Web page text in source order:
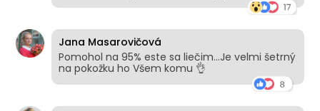
Jana Masarovičová
Pomohol na 95% este sa liečim...Je velmi šetrný
na pokožku ho Všem komu 👌